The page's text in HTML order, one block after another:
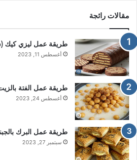
مقالات رائجة
طريقة عمل ليزي كيك
أغسطس 11, 2023
طريقة عمل الفتة
أغسطس 24, 2023
طريقة عمل البرك
سبتمبر 27, 2023